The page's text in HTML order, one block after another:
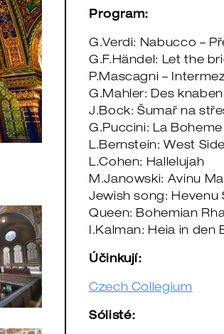
Program:
G.Verdi: Nabucco –
G.F.Händel: Let the
P.Mascagni –
G.Mahler: Des
J.Bock: Šumař na
G.Puccini: La
L.Bernstein: West
L.Cohen: Hallelujah
M.Janowski: Avinu
Jewish song: Hevenu
Queen: Bohemian
I.Kalman: Heia in den
Účinkují:
Czech Collegium
Sólisté: